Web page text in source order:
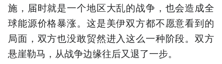
施，届时就是一个地区大乱的战争，也会造成全
球能源价格暴涨。这是美伊双方都不愿意看到的
局面，双方也没敢贸然进入这么一种阶段。双方
悬崖勒马，从战争边缘往后又退了一步。